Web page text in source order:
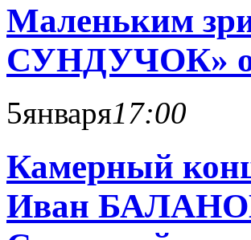
Маленьким
СУНДУЧОК»
5января17:00
Камерный
Иван